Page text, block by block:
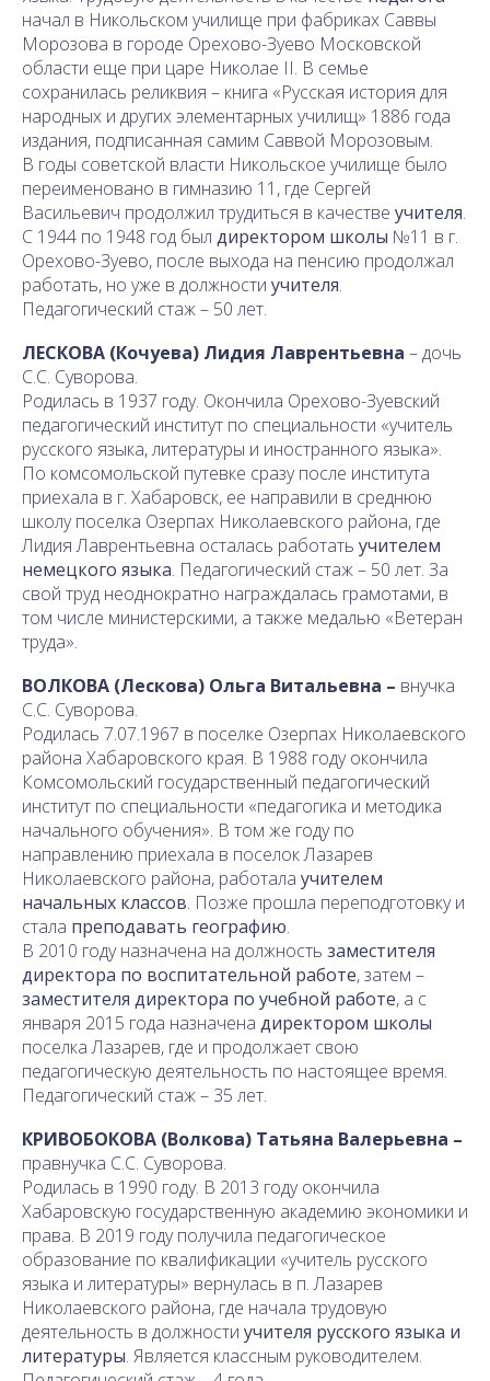
начал в Никольском училище при фабриках Саввы
Морозова в городе Орехово-Зуево Московской
области еще при царе Николае II. В семье
сохранилась реликвия – книга «Русская история для
народных и других элементарных училищ» 1886 года
издания, подписанная самим Саввой Морозовым.
В годы советской власти Никольское училище было
переименовано в гимназию 11, где Сергей
Васильевич продолжил трудиться в качестве учителя.
С 1944 по 1948 год был директором школы №11 в г.
Орехово-Зуево, после выхода на пенсию продолжал
работать, но уже в должности учителя.
Педагогический стаж – 50 лет.
ЛЕСКОВА (Кочуева) Лидия Лаврентьевна – дочь
С.С. Суворова.
Родилась в 1937 году. Окончила Орехово-Зуевский
педагогический институт по специальности «учитель
русского языка, литературы и иностранного языка».
По комсомольской путевке сразу после института
приехала в г. Хабаровск, ее направили в среднюю
школу поселка Озерпах Николаевского района, где
Лидия Лаврентьевна осталась работать учителем
немецкого языка. Педагогический стаж – 50 лет. За
свой труд неоднократно награждалась грамотами, в
том числе министерскими, а также медалью «Ветеран
труда».
ВОЛКОВА (Лескова) Ольга Витальевна – внучка
С.С. Суворова.
Родилась 7.07.1967 в поселке Озерпах Николаевского
района Хабаровского края. В 1988 году окончила
Комсомольский государственный педагогический
институт по специальности «педагогика и методика
начального обучения». В том же году по
направлению приехала в поселок Лазарев
Николаевского района, работала учителем
начальных классов. Позже прошла переподготовку и
стала преподавать географию.
В 2010 году назначена на должность заместителя
директора по воспитательной работе, затем –
заместителя директора по учебной работе, а с
января 2015 года назначена директором школы
поселка Лазарев, где и продолжает свою
педагогическую деятельность по настоящее время.
Педагогический стаж – 35 лет.
КРИВОБОКОВА (Волкова) Татьяна Валерьевна –
правнучка С.С. Суворова.
Родилась в 1990 году. В 2013 году окончила
Хабаровскую государственную академию экономики и
права. В 2019 году получила педагогическое
образование по квалификации «учитель русского
языка и литературы» вернулась в п. Лазарев
Николаевского района, где начала трудовую
деятельность в должности учителя русского языка и
литературы. Является классным руководителем.